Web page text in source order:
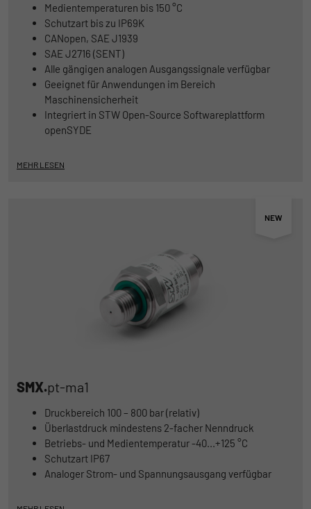
Medientemperaturen bis 150 °C
Schutzart bis zu IP69K
CANopen, SAE J1939
SAE J2716 (SENT)
Alle gängigen analogen Ausgangssignale verfügbar
Geeignet für Anwendungen im Bereich
Maschinensicherheit
Integriert in STW Open-Source Softwareplattform
openSYDE
MEHR LESEN
SMX.pt-ma1
Druckbereich 100 – 800 bar (relativ)
Überlastdruck mindestens 2-facher Nenndruck
Betriebs- und Medientemperatur -40...+125 °C
Schutzart IP67
Analoger Strom- und Spannungsausgang verfügbar